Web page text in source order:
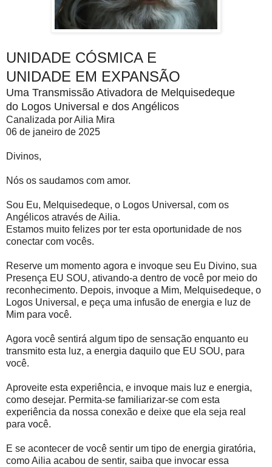
UNIDADE CÓSMICA E
UNIDADE EM EXPANSÃO
Uma Transmissão Ativadora de Melquisedeque
do Logos Universal e dos Angélicos
Canalizada por Ailia Mira
06 de janeiro de 2025
Divinos,
Nós os saudamos com amor.
Sou Eu, Melquisedeque, o Logos Universal, com os
Angélicos através de Ailia.
Estamos muito felizes por ter esta oportunidade de nos
conectar com vocês.
Reserve um momento agora e invoque seu Eu Divino, sua
Presença EU SOU, ativando-a dentro de você por meio do
reconhecimento. Depois, invoque a Mim, Melquisedeque, o
Logos Universal, e peça uma infusão de energia e luz de
Mim para você.
Agora você sentirá algum tipo de sensação enquanto eu
transmito esta luz, a energia daquilo que EU SOU, para
você.
Aproveite esta experiência, e invoque mais luz e energia,
como desejar. Permita-se familiarizar-se com esta
experiência da nossa conexão e deixe que ela seja real
para você.
E se acontecer de você sentir um tipo de energia giratória,
como Ailia acabou de sentir, saiba que invocar essa